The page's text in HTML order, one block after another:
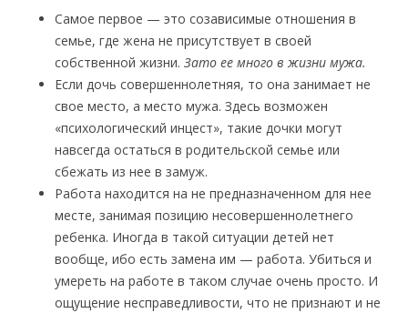
Самое первое — это созависимые отношения в
семье, где жена не присутствует в своей
собственной жизни. Зато ее много в жизни мужа.
Если дочь совершеннолетняя, то она занимает не
свое место, а место мужа. Здесь возможен
«психологический инцест», такие дочки могут
навсегда остаться в родительской семье или
сбежать из нее в замуж.
Работа находится на не предназначенном для нее
месте, занимая позицию несовершеннолетнего
ребенка. Иногда в такой ситуации детей нет
вообще, ибо есть замена им — работа. Убиться и
умереть на работе в таком случае очень просто. И
ощущение несправедливости, что не признают и не